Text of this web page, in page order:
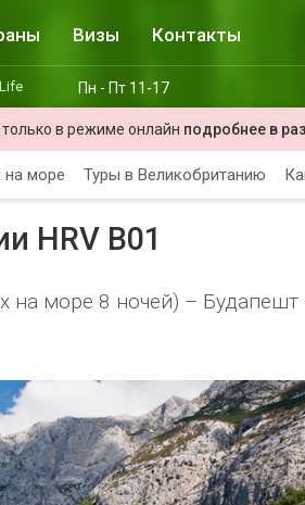
Визы Контакты
Life Пн - Пт 11-17
в режиме онлайн подробнее в
на море Туры в Великобританию
HRV B01
на море 8 ночей) – Будапешт